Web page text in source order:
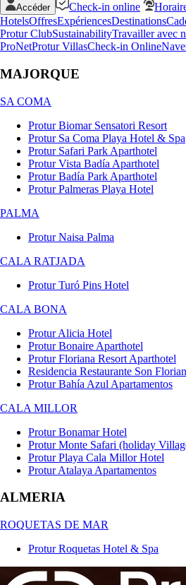
Accéder Check-in online
HotelsOffresExpériencesDestinations
Protur ClubSustainabilityTravailler avec
ProNetProtur VillasCheck-in Online
MAJORQUE
SA COMA
Protur Biomar Sensatori Resort
Protur Sa Coma Playa Hotel & Spa
Protur Safari Park Aparthotel
Protur Vista Badía Aparthotel
Protur Badía Park Aparthotel
Protur Palmeras Playa Hotel
PALMA
Protur Naisa Palma
CALA RATJADA
Protur Turó Pins Hotel
CALA BONA
Protur Alicia Hotel
Protur Bonaire Aparthotel
Protur Floriana Resort Aparthotel
Residencia Restaurante Son
Protur Bahía Azul Apartamentos
CALA MILLOR
Protur Bonamar Hotel
Protur Monte Safari (holiday
Protur Playa Cala Millor Hotel
Protur Atalaya Apartamentos
ALMERIA
ROQUETAS DE MAR
Protur Roquetas Hotel & Spa